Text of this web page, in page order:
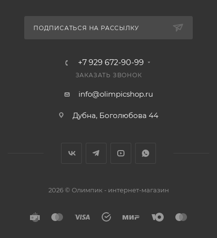
ПОДПИСАТЬСЯ НА РАССЫЛКУ
+7 929 672-90-99
ЗАКАЗАТЬ ЗВОНОК
info@olimpicshop.ru
Дубна, Боголюбова 44
2026 © Олимпик - интернет-магазин